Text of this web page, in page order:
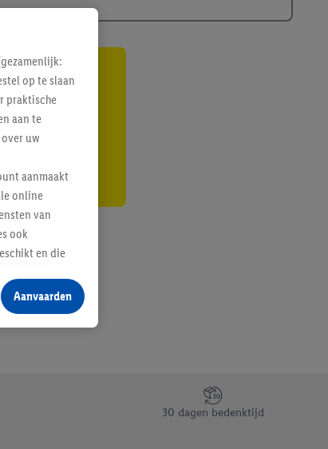
30 dagen bedenktijd
op te slaan
praktische
aan te
uw
aanmaakt
online
van
ook
en die
waarin
maar het
met behulp
op
Aanvaarden